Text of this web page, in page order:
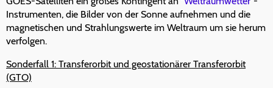
Instrumenten, die Bilder von der Sonne aufnehmen und die
magnetischen und Strahlungswerte im Weltraum um sie herum
verfolgen.
Sonderfall 1: Transferorbit und geostationärer Transferorbit
(GTO)